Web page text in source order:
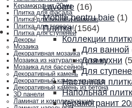
Керамогранит 20мм
Плитка для фасада
Плитка для печей и каминов
Плитка для террасы
Плитка для ступеней
Декоры
Мозаика
Декоративная мозаика
Мозаика из натурального камня
Мозаика для бассейнов
Декоративный камень
Декоративный камень из гипса
Декоративный камень из бетона
3D панели
Ламинат и комплектующие
Lavoare (16)
Mobila pentru baie (1)
Плитка (1564)
Коллекции
Для ванной
Для кухни
Для
Настенная
Напольная
Керамогранит